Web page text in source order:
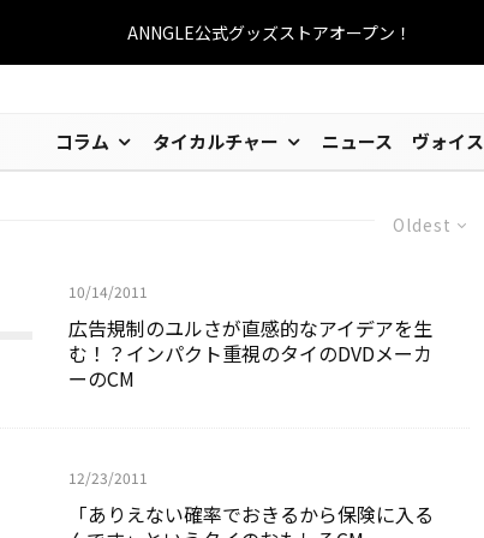
ANNGLE公式グッズストアオープン！
コラム タイカルチャー ニュース ヴォイス
Oldest
10/14/2011
広告規制のユルさが直感的なアイデアを生
む！？インパクト重視のタイのDVDメーカ
ーのCM
12/23/2011
「ありえない確率でおきるから保険に入る